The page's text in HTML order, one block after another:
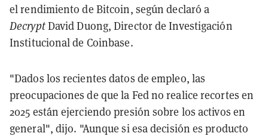
el rendimiento de Bitcoin, según declaró a
DecryptDavid Duong, Director de Investigación
Institucional de Coinbase.
"Dados los recientes datos de empleo, las
preocupaciones de que la Fed no realice recortes en
2025 están ejerciendo presión sobre los activos en
general", dijo. "Aunque si esa decisión es producto